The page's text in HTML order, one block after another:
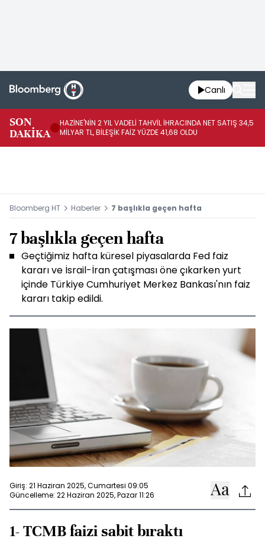
Canlı
SON
DAKİKA
HAZİNE'NİN 2 YIL VADELİ TAHVİL İHRACINDA NET SATIŞ 34,5
MİLYAR TL, BİLEŞİK FAİZ YÜZDE 41,68 OLDU
Bloomberg HT Haberler 7 başlıkla geçen hafta
7 başlıkla geçen hafta
Geçtiğimiz hafta küresel piyasalarda Fed faiz
kararı ve İsrail-İran çatışması öne çıkarken yurt
içinde Türkiye Cumhuriyet Merkez Bankası'nın faiz
kararı takip edildi.
Giriş: 21 Haziran 2025, Cumartesi 09:05
Güncelleme: 22 Haziran 2025, Pazar 11:26
1- TCMB faizi sabit bıraktı